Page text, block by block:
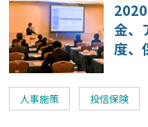
金、
度、
人事施策 投信保険